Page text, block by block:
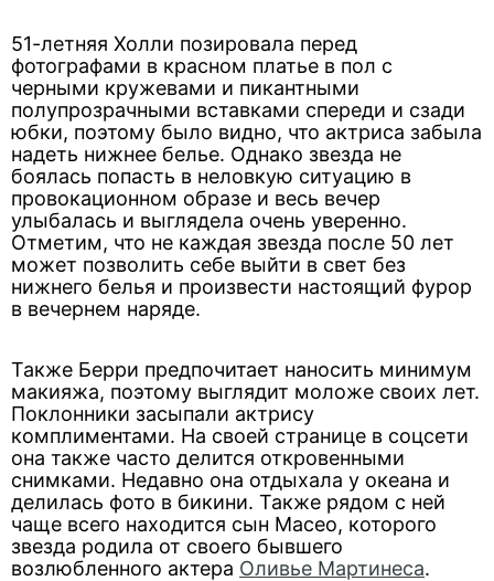
51-летняя Холли позировала перед
фотографами в красном платье в пол с
черными кружевами и пикантными
полупрозрачными вставками спереди и сзади
юбки, поэтому было видно, что актриса забыла
надеть нижнее белье. Однако звезда не
боялась попасть в неловкую ситуацию в
провокационном образе и весь вечер
улыбалась и выглядела очень уверенно.
Отметим, что не каждая звезда после 50 лет
может позволить себе выйти в свет без
нижнего белья и произвести настоящий фурор
в вечернем наряде.
Также Берри предпочитает наносить минимум
макияжа, поэтому выглядит моложе своих лет.
Поклонники засыпали актрису
комплиментами. На своей странице в соцсети
она также часто делится откровенными
снимками. Недавно она отдыхала у океана и
делилась фото в бикини. Также рядом с ней
чаще всего находится сын Масео, которого
звезда родила от своего бывшего
возлюбленного актера Оливье Мартинеса.